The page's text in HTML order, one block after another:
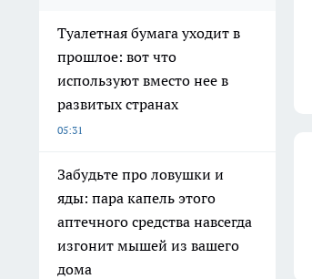
Туалетная бумага уходит в
прошлое: вот что
используют вместо нее в
развитых странах
05:31
Забудьте про ловушки и
яды: пара капель этого
аптечного средства навсегда
изгонит мышей из вашего
дома